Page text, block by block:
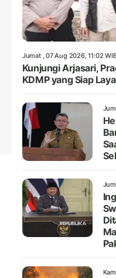
Jumat , 07 Aug 2026, 11:02
Kunjungi Arjasari,
KDMP yang Siap